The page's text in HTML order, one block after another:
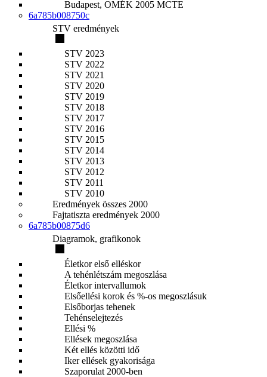
Budapest, OMÉK 2005 MCTE
6a785b008750c
STV eredmények
STV 2023
STV 2022
STV 2021
STV 2020
STV 2019
STV 2018
STV 2017
STV 2016
STV 2015
STV 2014
STV 2013
STV 2012
STV 2011
STV 2010
Eredmények összes 2000
Fajtatiszta eredmények 2000
6a785b00875d6
Diagramok, grafikonok
Életkor első elléskor
A tehénlétszám megoszlása
Életkor intervallumok
Elsőellési korok és %-os megoszlásuk
Elsőborjas tehenek
Tehénselejtezés
Ellési %
Ellések megoszlása
Két ellés közötti idő
Iker ellések gyakorisága
Szaporulat 2000-ben